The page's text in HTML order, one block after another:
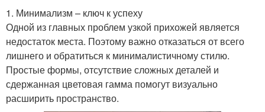
1. Минимализм – ключ к успеху
Одной из главных проблем узкой прихожей является
недостаток места. Поэтому важно отказаться от всего
лишнего и обратиться к минималистичному стилю.
Простые формы, отсутствие сложных деталей и
сдержанная цветовая гамма помогут визуально
расширить пространство.